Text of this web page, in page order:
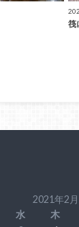
筏
2021年2月
水 木